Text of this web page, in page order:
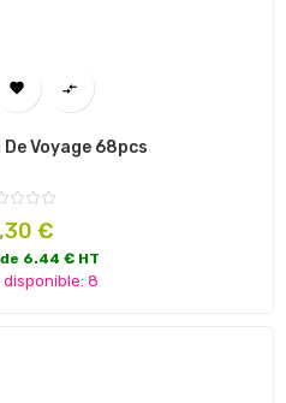
 
De Voyage 68pcs
€
6.44 € HT
8